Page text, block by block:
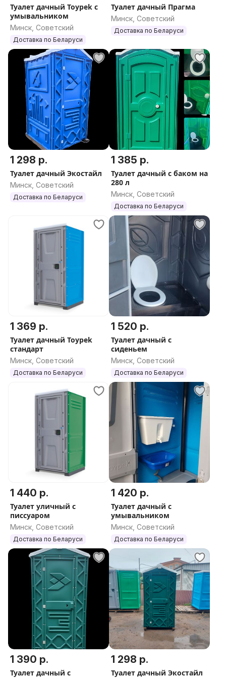
Туалет дачный Toypek с
умывальником
Минск, Советский
Доставка по Беларуси
Туалет дачный Прагма
Минск, Советский
Доставка по Беларуси
1 298 р.
Туалет дачный Экостайл
Минск, Советский
Доставка по Беларуси
1 385 р.
Туалет дачный с баком на
280 л
Минск, Советский
Доставка по Беларуси
1 369 р.
Туалет дачный Toypek
стандарт
Минск, Советский
Доставка по Беларуси
1 520 р.
Туалет дачный с
сиденьем
Минск, Советский
Доставка по Беларуси
1 440 р.
Туалет уличный c
писсуаром
Минск, Советский
Доставка по Беларуси
1 420 р.
Туалет дачный с
умывальником
Минск, Советский
Доставка по Беларуси
1 390 р.
Туалет дачный с
1 298 р.
Туалет дачный Экостайл